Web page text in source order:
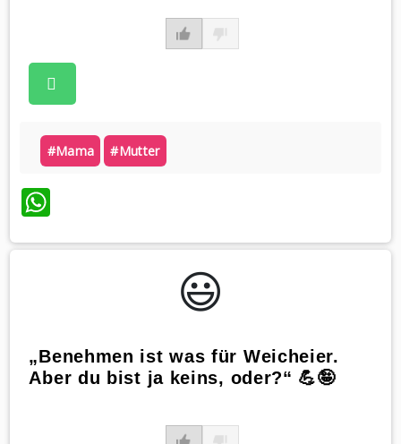
#mama #mutter
WhatsApp
😃️
„Benehmen ist was für Weicheier.
Aber du bist ja keins, oder?“ 💪🤪